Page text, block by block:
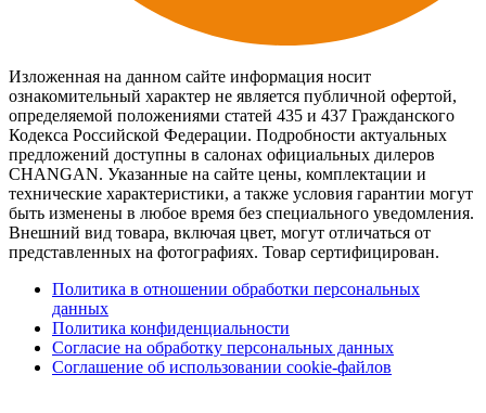
Изложенная на данном сайте информация носит
ознакомительный характер не является публичной офертой,
определяемой положениями статей 435 и 437 Гражданского
Кодекса Российской Федерации. Подробности актуальных
предложений доступны в салонах официальных дилеров
CHANGAN. Указанные на сайте цены, комплектации и
технические характеристики, а также условия гарантии могут
быть изменены в любое время без специального уведомления.
Внешний вид товара, включая цвет, могут отличаться от
представленных на фотографиях. Товар сертифицирован.
Политика в отношении обработки персональных
данных
Политика конфиденциальности
Согласие на обработку персональных данных
Соглашение об использовании cookie-файлов